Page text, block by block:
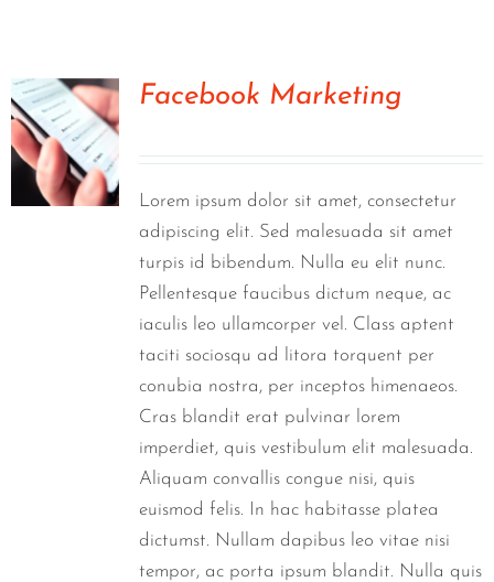
Facebook Marketing
Lorem ipsum dolor sit amet, consectetur
adipiscing elit. Sed malesuada sit amet
turpis id bibendum. Nulla eu elit nunc.
Pellentesque faucibus dictum neque, ac
iaculis leo ullamcorper vel. Class aptent
taciti sociosqu ad litora torquent per
conubia nostra, per inceptos himenaeos.
Cras blandit erat pulvinar lorem
imperdiet, quis vestibulum elit malesuada.
Aliquam convallis congue nisi, quis
euismod felis. In hac habitasse platea
dictumst. Nullam dapibus leo vitae nisi
tempor, ac porta ipsum blandit. Nulla quis